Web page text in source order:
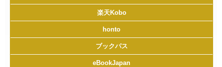
楽天Kobo
honto
ブックパス
eBookJapan